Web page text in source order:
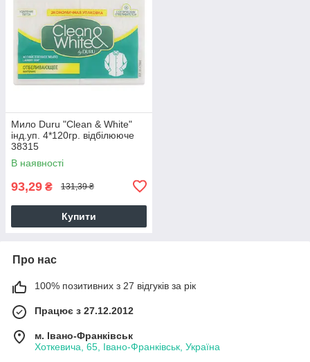
Мило Duru "Clean & White"
інд.уп. 4*120гр. відбілююче
38315
В наявності
93,29 ₴ 131,39 ₴
Купити
Про нас
100% позитивних з 27 відгуків за рік
Працює з 27.12.2012
м. Івано-Франківськ
Хоткевича, 65, Івано-Франківськ, Україна